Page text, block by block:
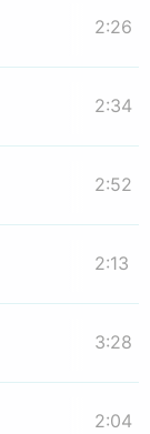
2:26
2:34
2:52
2:13
3:28
2:04